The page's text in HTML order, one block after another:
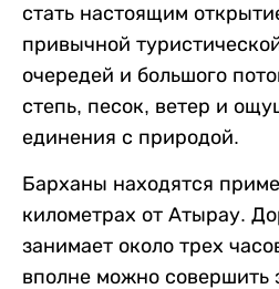
стать настоящим
привычной
очередей и большого
степь, песок, ветер и
единения с природой.
Барханы находятся
километрах от Атырау.
занимает около трех
вполне можно совершить